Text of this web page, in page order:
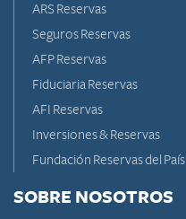
ARS Reservas
Seguros Reservas
AFP Reservas
Fiduciaria Reservas
AFI Reservas
Inversiones & Reservas
Fundación Reservas del País
SOBRE NOSOTROS